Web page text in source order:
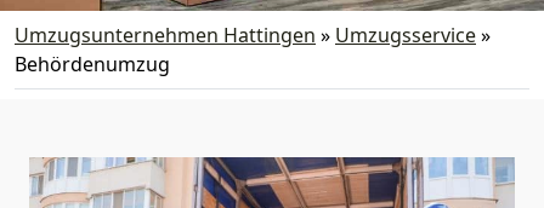
Umzugsunternehmen Hattingen » Umzugsservice»
Behördenumzug